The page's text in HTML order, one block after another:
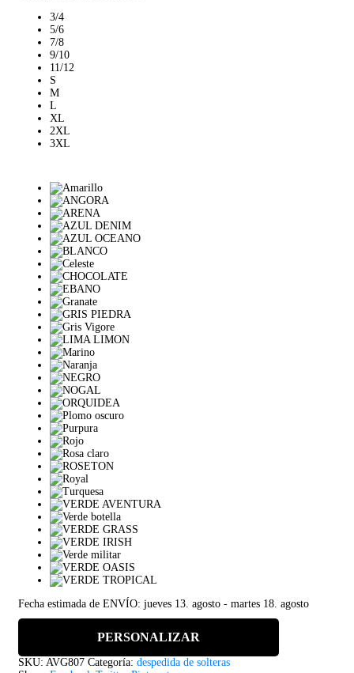
3/4
5/6
7/8
9/10
11/12
S
M
L
XL
2XL
3XL
Fecha estimada de ENVÍO: jueves 13. agosto - martes 18. agosto
PERSONALIZAR
SKU: AVG807 Categoría: despedida de solteras